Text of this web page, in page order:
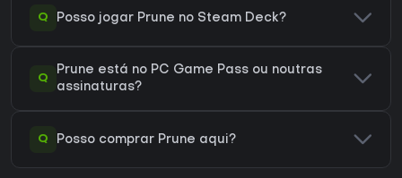
Q Posso jogar Prune no Steam Deck?
Q
Prune está no PC Game Pass ou noutras
assinaturas?
Q Posso comprar Prune aqui?